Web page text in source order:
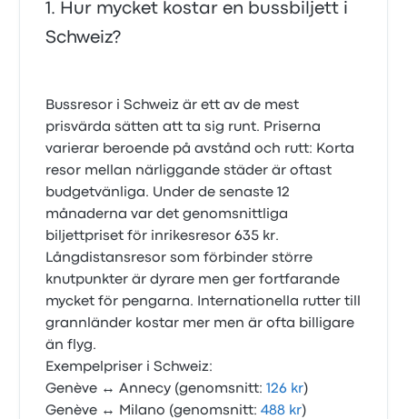
Hur mycket kostar en bussbiljett i
Schweiz?
Bussresor i Schweiz är ett av de mest
prisvärda sätten att ta sig runt. Priserna
varierar beroende på avstånd och rutt: Korta
resor mellan närliggande städer är oftast
budgetvänliga. Under de senaste 12
månaderna var det genomsnittliga
biljettpriset för inrikesresor 635 kr.
Långdistansresor som förbinder större
knutpunkter är dyrare men ger fortfarande
mycket för pengarna. Internationella rutter till
grannländer kostar mer men är ofta billigare
än flyg.
Exempelpriser i Schweiz:
Genève ↔ Annecy (genomsnitt:126 kr)
Genève ↔ Milano (genomsnitt:488 kr)